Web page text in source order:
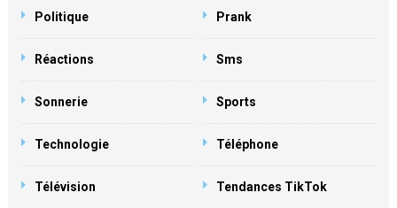
Politique Prank
Réactions Sms
Sonnerie Sports
Technologie Téléphone
Télévision Tendances TikTok